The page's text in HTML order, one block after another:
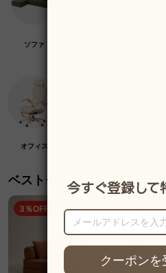
ソファ
オフィス
ベストセラー
3％OFF 19％